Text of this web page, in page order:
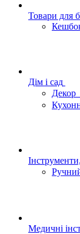
Товари для
Дім і сад
Декор
Медичні